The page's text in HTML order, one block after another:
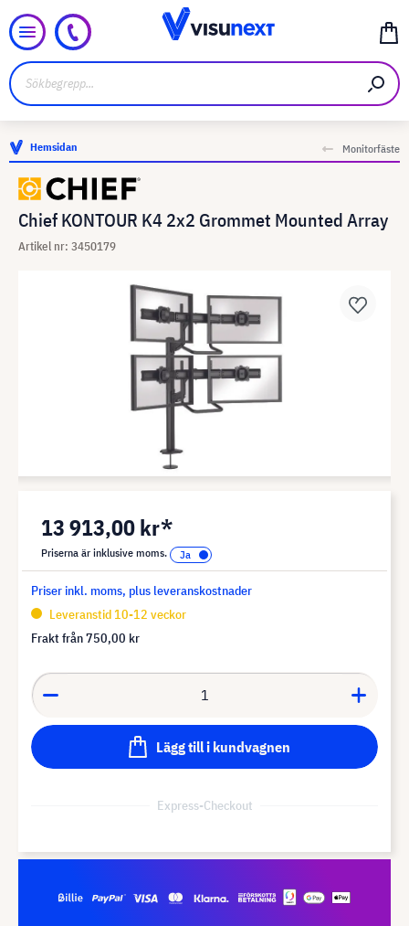
Hemsidan Monitorfäste
Chief KONTOUR K4 2x2 Grommet Mounted Array
Artikel nr: 3450179
13 913,00 kr*
Priserna är inklusive moms.
Priser inkl. moms, plus leveranskostnader
Leveranstid 10-12 veckor
Frakt från750,00 kr
Lägg till i kundvagnen
Express-Checkout